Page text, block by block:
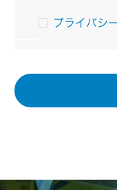
プライバシ